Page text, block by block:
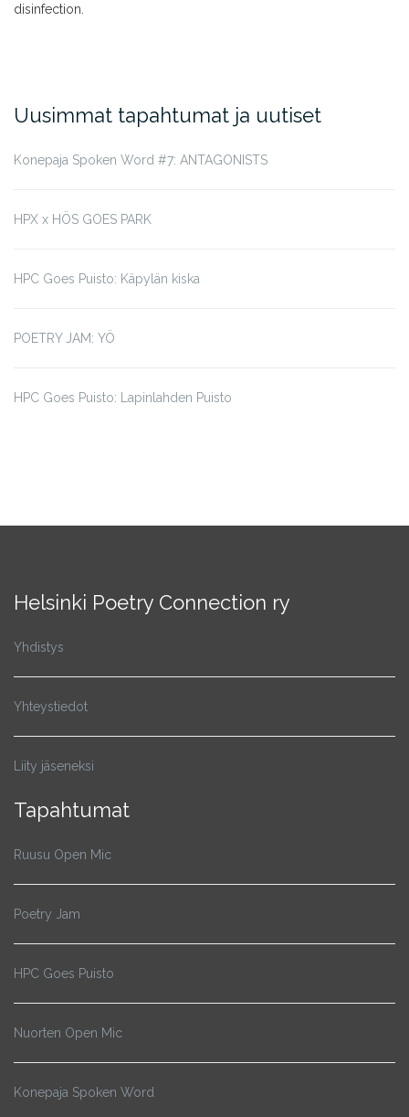
disinfection.
Uusimmat tapahtumat ja uutiset
Konepaja Spoken Word #7: ANTAGONISTS
HPX x HÖS GOES PARK
HPC Goes Puisto: Käpylän kiska
POETRY JAM: YÖ
HPC Goes Puisto: Lapinlahden Puisto
Helsinki Poetry Connection ry
Yhdistys
Yhteystiedot
Liity jäseneksi
Tapahtumat
Ruusu Open Mic
Poetry Jam
HPC Goes Puisto
Nuorten Open Mic
Konepaja Spoken Word